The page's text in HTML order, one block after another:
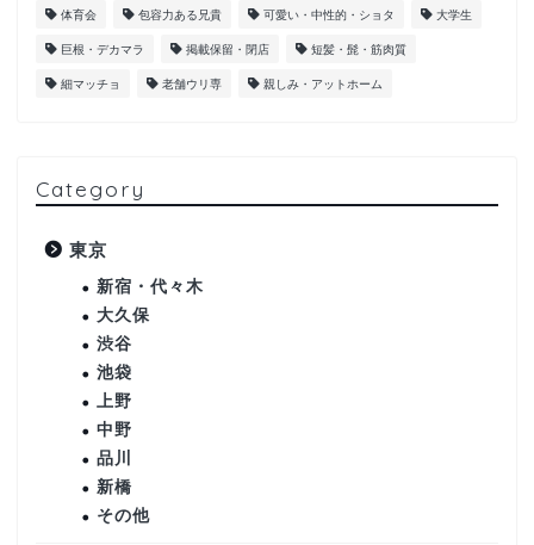
体育会 包容力ある兄貴 可愛い・中性的・ショタ 大学生
巨根・デカマラ 掲載保留・閉店 短髪・髭・筋肉質
細マッチョ 老舗ウリ専 親しみ・アットホーム
Category
東京
新宿・代々木
大久保
渋谷
池袋
上野
中野
品川
新橋
その他